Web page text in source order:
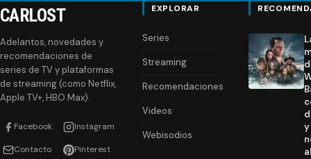
CARLOST
Adelantos, novedades y
recomendaciones de
series de TV y plataformas
de streaming (como Netflix,
Apple TV+, HBO Max).
Facebook Instagram
Contacto Pinterest
EXPLORAR
Series
Streaming
Recomendaciones
Videos
Webisodios
y